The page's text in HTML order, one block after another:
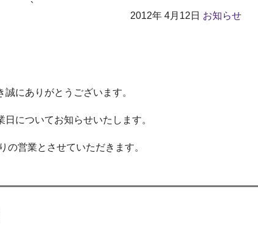
`
2012年 4月12日 お知らせ
にありがとうございます。
についてお知らせいたします。
の営業とさせていただきます。